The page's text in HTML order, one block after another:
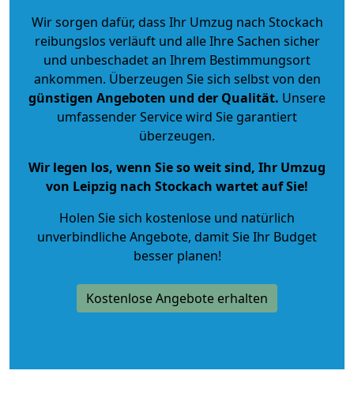
Wir sorgen dafür, dass Ihr Umzug nach Stockach
reibungslos verläuft und alle Ihre Sachen sicher
und unbeschadet an Ihrem Bestimmungsort
ankommen. Überzeugen Sie sich selbst von den
günstigen Angeboten und der Qualität. Unsere
umfassender Service wird Sie garantiert
überzeugen.
Wir legen los, wenn Sie so weit sind, Ihr Umzug
von Leipzig nach Stockach wartet auf Sie!
Holen Sie sich kostenlose und natürlich
unverbindliche Angebote, damit Sie Ihr Budget
besser planen!
Kostenlose Angebote erhalten